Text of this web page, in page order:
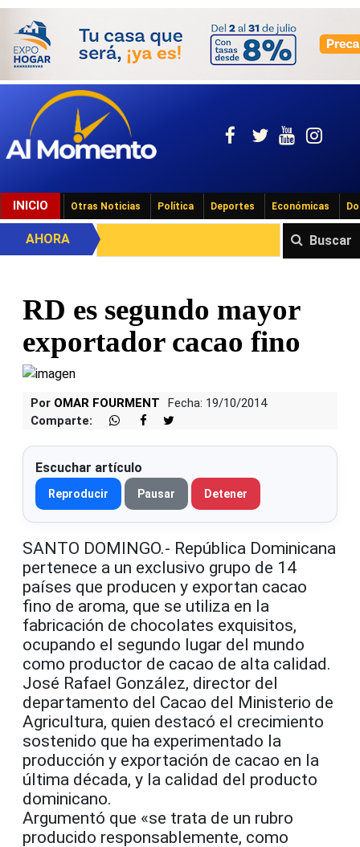
INICIO Otras Noticias Política Deportes Económicas
Buscar
AHORA
RD es segundo mayor
exportador cacao fino
Por OMAR FOURMENT
Fecha: 19/10/2014
Comparte:
Escuchar artículo
Reproducir Pausar Detener
SANTO DOMINGO.- República Dominicana
pertenece a un exclusivo grupo de 14
países que producen y exportan cacao
fino de aroma, que se utiliza en la
fabricación de chocolates exquisitos,
ocupando el segundo lugar del mundo
como productor de cacao de alta calidad.
José Rafael González, director del
departamento del Cacao del Ministerio de
Agricultura, quien destacó el crecimiento
sostenido que ha experimentado la
producción y exportación de cacao en la
última década, y la calidad del producto
dominicano.
Argumentó que «se trata de un rubro
producido responsablemente, como